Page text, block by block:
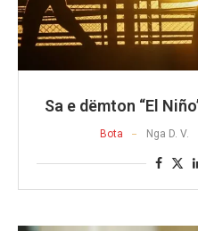
Sa e dëmton “El
Bota Nga D. V.